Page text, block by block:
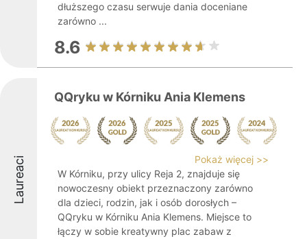
dłuższego czasu serwuje dania doceniane
zarówno ...
8.6
Laureaci
QQryku w Kórniku Ania Klemens
Pokaż więcej >>
W Kórniku, przy ulicy Reja 2, znajduje się
nowoczesny obiekt przeznaczony zarówno
dla dzieci, rodzin, jak i osób dorosłych –
QQryku w Kórniku Ania Klemens. Miejsce to
łączy w sobie kreatywny plac zabaw z